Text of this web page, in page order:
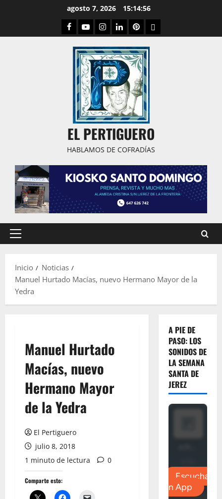
agosto 7, 2026 15:14:57
Facebook
YoutubeInstagram
LinkedPinterestDribbble
EL PERTIGUERO
HABLAMOS DE COFRADÍAS
Menú
Inicio
Noticias
Manuel Hurtado Macías, nuevo Hermano Mayor de la
Yedra
Manuel Hurtado
Macías, nuevo
Hermano Mayor
de la Yedra
El Pertiguero
julio 8, 2018
1 minuto de lectura
0
Comparte esto:
A PIE DE
PASO: LOS
SONIDOS DE
LA SEMANA
SANTA DE
JEREZ